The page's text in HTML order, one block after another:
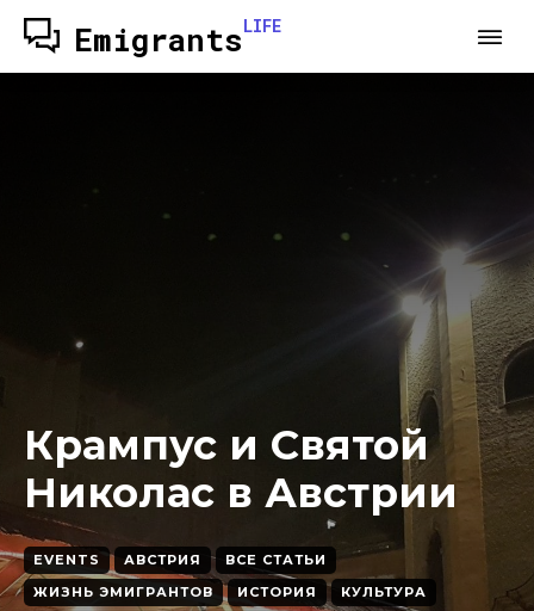
EmigrantsLIFE
Крампус и Святой
Николас в Австрии
EVENTS АВСТРИЯ
ВСЕ СТАТЬИ
ЖИЗНЬ ЭМИГРАНТОВ
ИСТОРИЯ
КУЛЬТУРА